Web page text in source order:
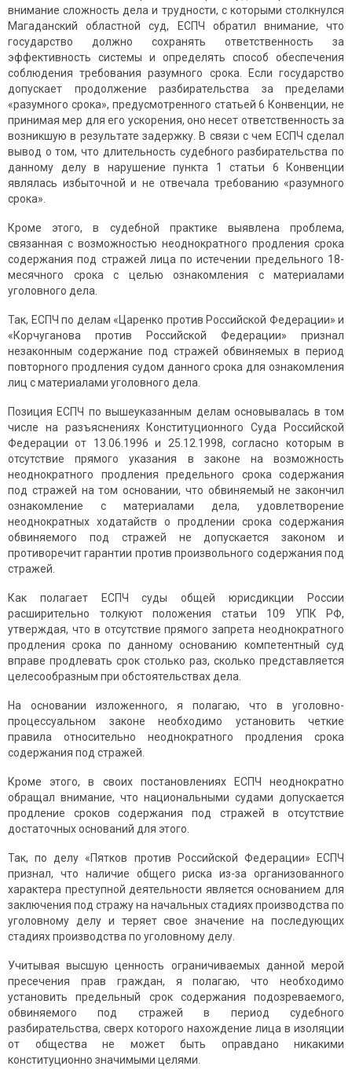
внимание сложность дела и трудности, с которыми столкнулся
Магаданский областной суд, ЕСПЧ обратил внимание, что
государство должно сохранять ответственность за
эффективность системы и определять способ обеспечения
соблюдения требования разумного срока. Если государство
допускает продолжение разбирательства за пределами
«разумного срока», предусмотренного статьей 6 Конвенции, не
принимая мер для его ускорения, оно несет ответственность за
возникшую в результате задержку. В связи с чем ЕСПЧ сделал
вывод о том, что длительность судебного разбирательства по
данному делу в нарушение пункта 1 статьи 6 Конвенции
являлась избыточной и не отвечала требованию «разумного
срока».
Кроме этого, в судебной практике выявлена проблема,
связанная с возможностью неоднократного продления срока
содержания под стражей лица по истечении предельного 18-
месячного срока с целью ознакомления с материалами
уголовного дела.
Так, ЕСПЧ по делам «Царенко против Российской Федерации» и
«Корчуганова против Российской Федерации» признал
незаконным содержание под стражей обвиняемых в период
повторного продления судом данного срока для ознакомления
лиц с материалами уголовного дела.
Позиция ЕСПЧ по вышеуказанным делам основывалась в том
числе на разъяснениях Конституционного Суда Российской
Федерации от 13.06.1996 и 25.12.1998, согласно которым в
отсутствие прямого указания в законе на возможность
неоднократного продления предельного срока содержания
под стражей на том основании, что обвиняемый не закончил
ознакомление с материалами дела, удовлетворение
неоднократных ходатайств о продлении срока содержания
обвиняемого под стражей не допускается законом и
противоречит гарантии против произвольного содержания под
стражей.
Как полагает ЕСПЧ суды общей юрисдикции России
расширительно толкуют положения статьи 109 УПК РФ,
утверждая, что в отсутствие прямого запрета неоднократного
продления срока по данному основанию компетентный суд
вправе продлевать срок столько раз, сколько представляется
целесообразным при обстоятельствах дела.
На основании изложенного, я полагаю, что в уголовно-
процессуальном законе необходимо установить четкие
правила относительно неоднократного продления срока
содержания под стражей.
Кроме этого, в своих постановлениях ЕСПЧ неоднократно
обращал внимание, что национальными судами допускается
продление сроков содержания под стражей в отсутствие
достаточных оснований для этого.
Так, по делу «Пятков против Российской Федерации» ЕСПЧ
признал, что наличие общего риска из-за организованного
характера преступной деятельности является основанием для
заключения под стражу на начальных стадиях производства по
уголовному делу и теряет свое значение на последующих
стадиях производства по уголовному делу.
Учитывая высшую ценность ограничиваемых данной мерой
пресечения прав граждан, я полагаю, что необходимо
установить предельный срок содержания подозреваемого,
обвиняемого под стражей в период судебного
разбирательства, сверх которого нахождение лица в изоляции
от общества не может быть оправдано никакими
конституционно значимыми целями.